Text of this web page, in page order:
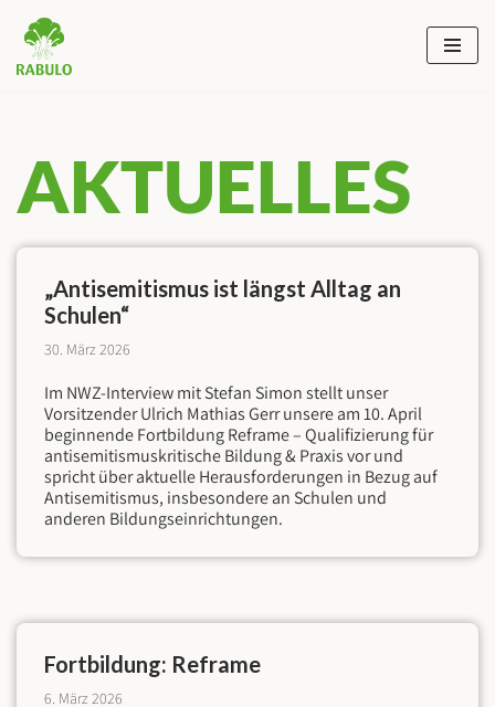
Zum
Inhalt
AKTUELLES
„Antisemitismus ist längst Alltag an
Schulen“
30. März 2026
Im NWZ-Interview mit Stefan Simon stellt unser
Vorsitzender Ulrich Mathias Gerr unsere am 10. April
beginnende Fortbildung Reframe – Qualifizierung für
antisemitismuskritische Bildung & Praxis vor und
spricht über aktuelle Herausforderungen in Bezug auf
Antisemitismus, insbesondere an Schulen und
anderen Bildungseinrichtungen.
Fortbildung: Reframe
6. März 2026